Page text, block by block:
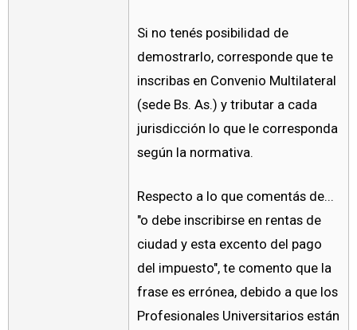
Si no tenés posibilidad de
demostrarlo, corresponde que te
inscribas en Convenio Multilateral
(sede Bs. As.) y tributar a cada
jurisdicción lo que le corresponda
según la normativa.
Respecto a lo que comentás de...
"o debe inscribirse en rentas de
ciudad y esta excento del pago
del impuesto", te comento que la
frase es errónea, debido a que los
Profesionales Universitarios están